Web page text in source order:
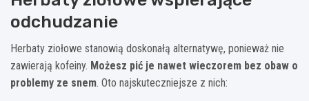
odchudzanie
Herbaty ziołowe stanowią doskonałą alternatywę, ponieważ nie
zawierają kofeiny. Możesz pić je nawet wieczorem bez obaw o
problemy ze snem. Oto najskuteczniejsze z nich: